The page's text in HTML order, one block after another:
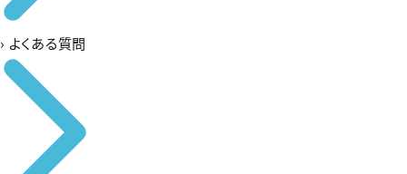
› よくある質問